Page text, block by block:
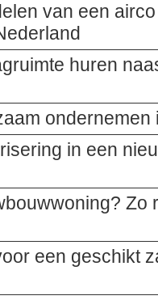
van een
huren
in een
Zo
een geschikt